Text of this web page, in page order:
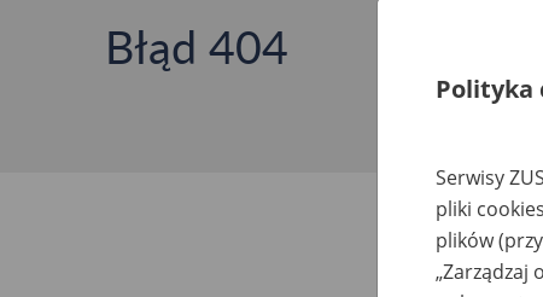
Błąd 404
Polityka
Serwisy
pliki
plików
„Zarządzaj